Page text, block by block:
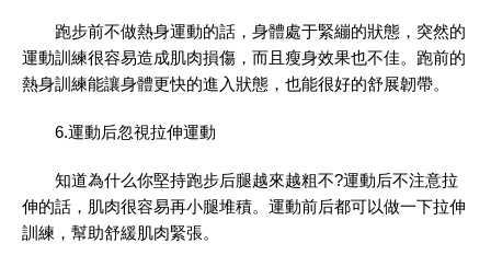
跑步前不做熱身運動的話，身體處于緊繃的狀態，突然的
運動訓練很容易造成肌肉損傷，而且瘦身效果也不佳。跑前的
熱身訓練能讓身體更快的進入狀態，也能很好的舒展韌帶。
6.運動后忽視拉伸運動
知道為什么你堅持跑步后腿越來越粗不?運動后不注意拉
伸的話，肌肉很容易再小腿堆積。運動前后都可以做一下拉伸
訓練，幫助舒緩肌肉緊張。